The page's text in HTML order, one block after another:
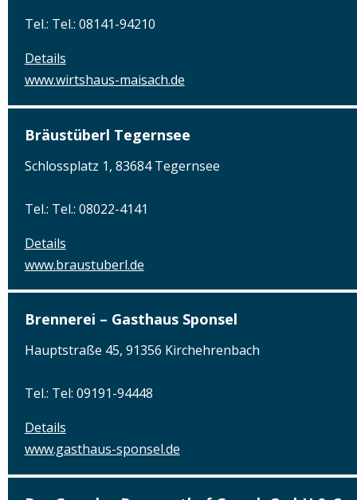
Tel.: Tel.: 08141-94210
Details
www.wirtshaus-maisach.de
Bräustüberl Tegernsee
Schlossplatz 1, 83684 Tegernsee
Tel.: Tel.: 08022-4141
Details
www.braustuberl.de
Brennerei – Gasthaus Sponsel
Hauptstraße 45, 91356 Kirchehrenbach
Tel.: Tel: 09191-94448
Details
www.gasthaus-sponsel.de